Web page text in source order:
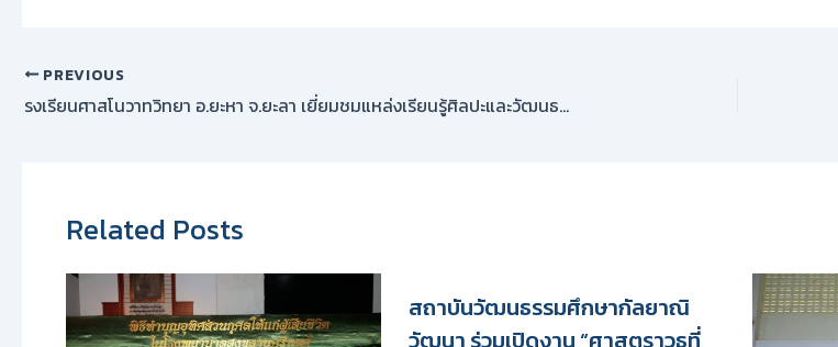
PREVIOUS
รงเรียนศาสโนวาทวิทยา อ.ยะหา จ.ยะลา เยี่ยมชมแหล่งเรียนรู้ศิลปะและวัฒนธรรมชายแดนใต้ ณ หอศิลปวัฒนธรรมภาคใต้
Related Posts
สถาบันวัฒนธรรมศึกษากัลยาณิ